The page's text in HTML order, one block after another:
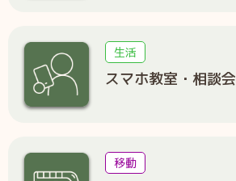
生活
スマホ教室・相談会
移動